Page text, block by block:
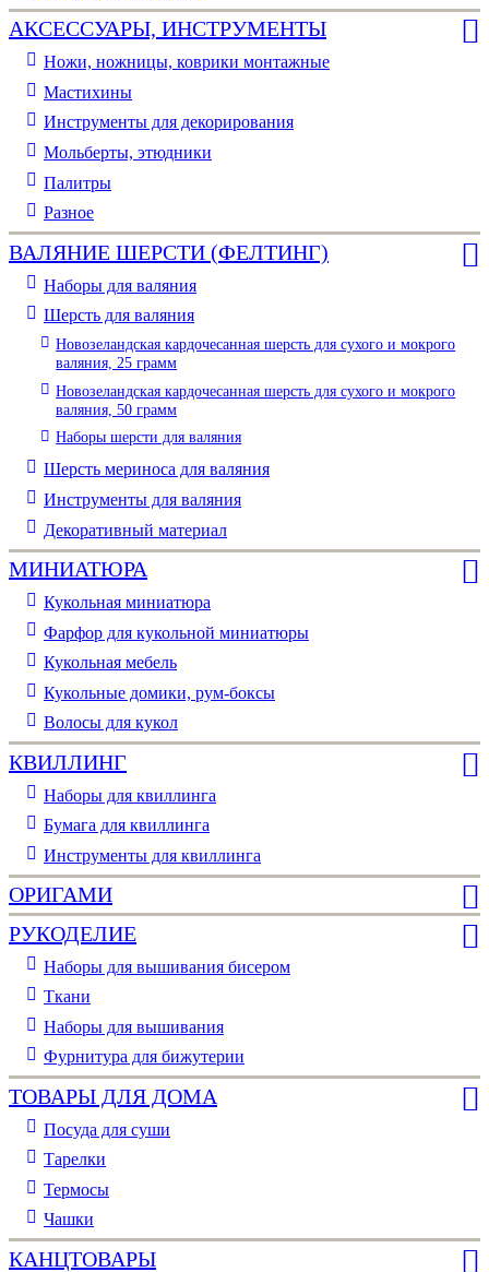
АКСЕССУАРЫ, ИНСТРУМЕНТЫ
Ножи, ножницы, коврики монтажные
Мастихины
Инструменты для декорирования
Мольберты, этюдники
Палитры
Разное
ВАЛЯНИЕ ШЕРСТИ (ФЕЛТИНГ)
Наборы для валяния
Шерсть для валяния
Новозеландская кардочесанная шерсть для сухого и мокрого
валяния, 25 грамм
Новозеландская кардочесанная шерсть для сухого и мокрого
валяния, 50 грамм
Наборы шерсти для валяния
Шерсть мериноса для валяния
Инструменты для валяния
Декоративный материал
МИНИАТЮРА
Кукольная миниатюра
Фарфор для кукольной миниатюры
Кукольная мебель
Кукольные домики, рум-боксы
Волосы для кукол
КВИЛЛИНГ
Наборы для квиллинга
Бумага для квиллинга
Инструменты для квиллинга
ОРИГАМИ
РУКОДЕЛИЕ
Наборы для вышивания бисером
Ткани
Наборы для вышивания
Фурнитура для бижутерии
ТОВАРЫ ДЛЯ ДОМА
Посуда для суши
Тарелки
Термосы
Чашки
КАНЦТОВАРЫ